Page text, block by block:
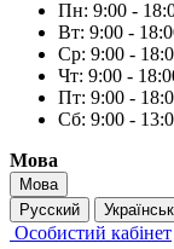
Пн: 9:00 -
Вт: 9:00 -
Ср: 9:00 -
Чт: 9:00 -
Пт: 9:00 -
Сб: 9:00 -
Мова
Мова
Русский
Особистий кабінет